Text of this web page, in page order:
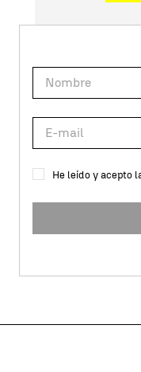
He leído y acepto